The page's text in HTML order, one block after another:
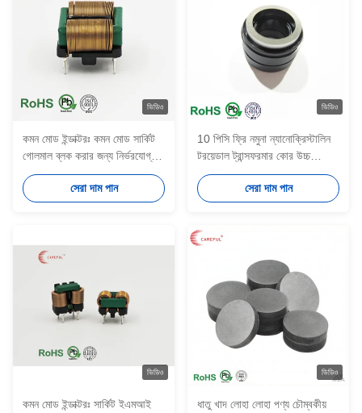
ভিডিও
কমন মোড ইন্ডাক্টরঃ কমন মোড সার্কিট
গোলমাল ব্লক করার জন্য নির্ভরযোগ্য
কোর15.5*17
সেরা দাম পান
ভিডিও
10 পিসি ফ্রি নমুনা ন্যানোক্রিস্টালিন
টরয়েডাল ট্রান্সফরমার কোর উচ্চ
সম্পৃক্ততা সৌর ইনভার্টার জন্য সিটি
বর্তমান ট্রান্সফরমারসেরা দাম পান
ভিডিও
কমন মোড ইন্ডাক্টরঃ সার্কিট ইএমআই
ভিডিও
ধাতু খাদ লোহা লোহা পণ্য চৌম্বকীয়